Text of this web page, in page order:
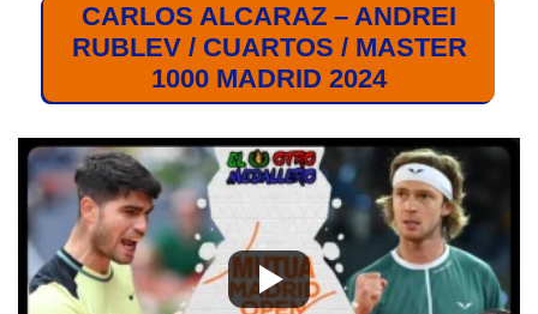
CARLOS ALCARAZ – ANDREI
RUBLEV / CUARTOS / MASTER
1000 MADRID 2024